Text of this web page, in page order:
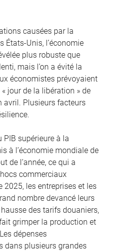
causées par la
l’économie
plus robuste que
mais l’on a évité la
économistes prévoyaient
jour de la libération » de
avril. Plusieurs facteurs
PIB supérieure à la
à l’économie mondiale de
de l’année, ce qui a
commerciaux
2025, les entreprises et les
nombre devancé leurs
des tarifs douaniers,
grimper la production et
dépenses
dans plusieurs grandes